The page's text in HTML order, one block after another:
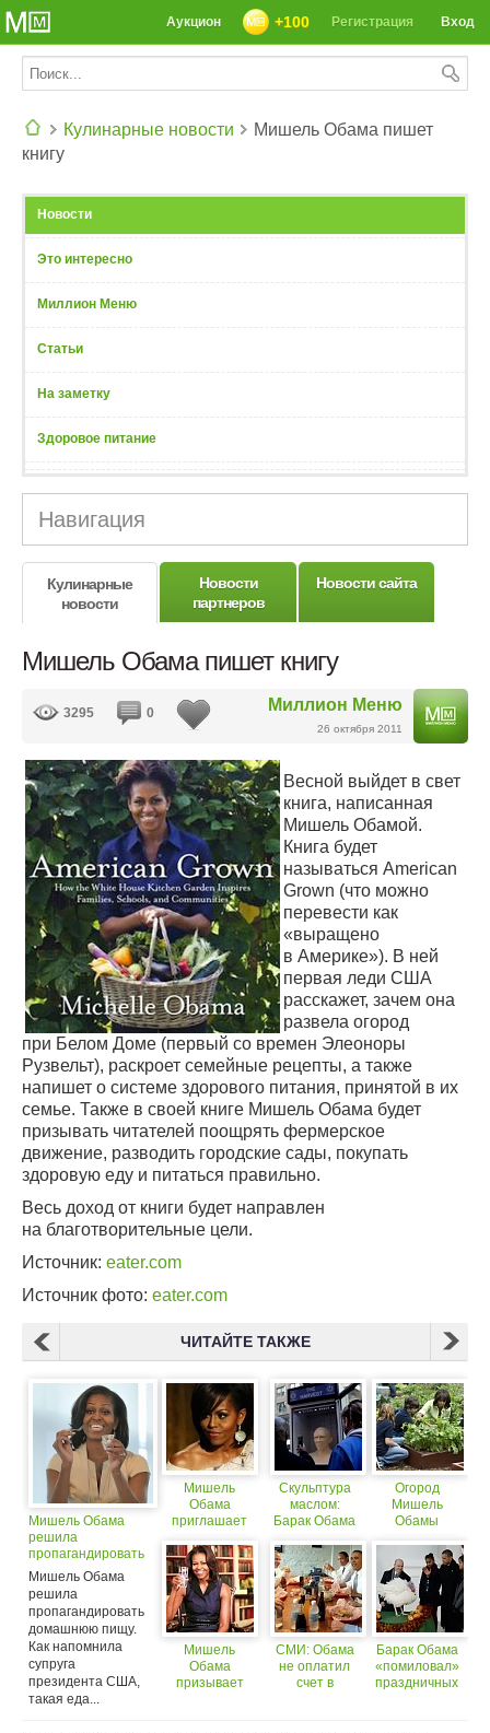
Вход
Регистрация
+100
Аукцион
Кулинарные новости
Мишель Обама пишет
книгу
Новости
Это интересно
Миллион Меню
Статьи
На заметку
Здоровое питание
Навигация
Кулинарные
новости
Новости
партнеров
Новости сайта
Мишель Обама пишет книгу
Миллион Меню
26 октября 2011
3295 0
Весной выйдет в свет
книга, написанная
Мишель Обамой.
Книга будет
называться American
Grown (что можно
перевести как
«выращено
в Америке»). В ней
первая леди США
расскажет, зачем она
развела огород
при Белом Доме (первый со времен Элеоноры
Рузвельт), раскроет семейные рецепты, а также
напишет о системе здорового питания, принятой в их
семье. Также в своей книге Мишель Обама будет
призывать читателей поощрять фермерское
движение, разводить городские сады, покупать
здоровую еду и питаться правильно.
Весь доход от книги будет направлен
на благотворительные цели.
Источник: eater.com
Источник фото: eater.com
ЧИТАЙТЕ ТАКЖЕ
Мишель Обама
решила
пропагандировать
домашнюю пищу
Мишель Обама
решила
пропагандировать
домашнюю пищу.
Как напомнила
супруга
президента США,
такая еда...
Мишель
Обама
приглашает
кулинаров на
обед
Мишель
Обама
призывает
Скульптура
маслом:
Барак Обама
СМИ: Обама
не оплатил
счет в
Огород
Мишель
Обамы
лиса
Барак Обама
«помиловал»
праздничных